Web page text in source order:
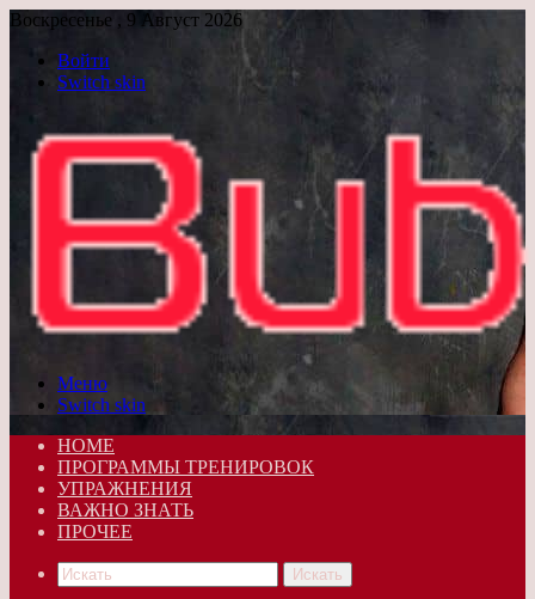
Воскресенье , 9 Август 2026
Войти
Switch skin
Меню
Switch skin
HOME
ПРОГРАММЫ ТРЕНИРОВОК
УПРАЖНЕНИЯ
ВАЖНО ЗНАТЬ
ПРОЧЕЕ
Искать